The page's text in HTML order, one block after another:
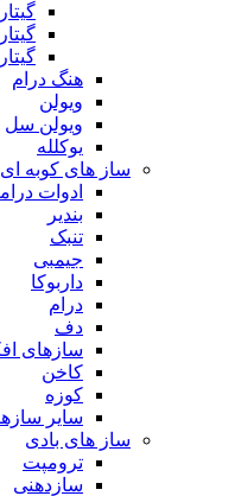
هنگ درام
ویولن
ویولن سل
یوکلله
ساز های کوبه ای
ادوات
بندیر
تنبک
جیمبی
داربوکا
درام
دف
سازهای
کاخن
کوزه
سایر
ساز های بادی
ترومپت
سازدهنی